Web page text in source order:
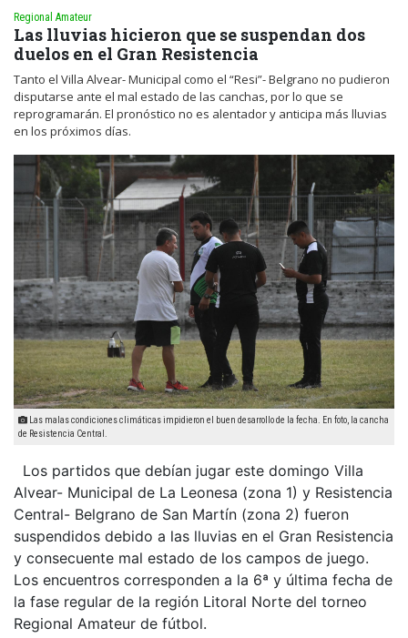
Regional Amateur
Las lluvias hicieron que se suspendan dos
duelos en el Gran Resistencia
Tanto el Villa Alvear- Municipal como el “Resi”- Belgrano no pudieron
disputarse ante el mal estado de las canchas, por lo que se
reprogramarán. El pronóstico no es alentador y anticipa más lluvias
en los próximos días.
Las malas condiciones climáticas impidieron el buen desarrollo de la fecha. En foto, la cancha
de Resistencia Central.
Los partidos que debían jugar este domingo Villa
Alvear- Municipal de La Leonesa (zona 1) y Resistencia
Central- Belgrano de San Martín (zona 2) fueron
suspendidos debido a las lluvias en el Gran Resistencia
y consecuente mal estado de los campos de juego.
Los encuentros corresponden a la 6ª y última fecha de
la fase regular de la región Litoral Norte del torneo
Regional Amateur de fútbol.